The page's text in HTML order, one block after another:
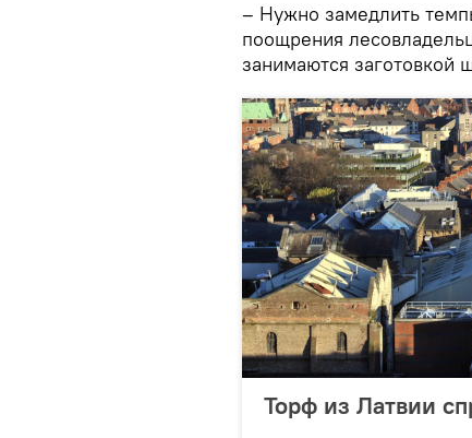
– Нужно замедлить
поощрения
занимаются заготовкой
Торф из Латвии